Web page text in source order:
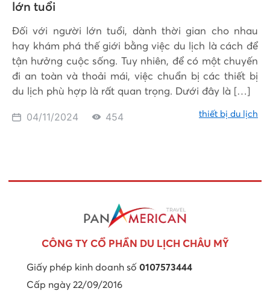
lớn tuổi
Đối với người lớn tuổi, dành thời gian cho nhau
hay khám phá thế giới bằng việc du lịch là cách để
tận hưởng cuộc sống. Tuy nhiên, để có một chuyến
đi an toàn và thoải mái, việc chuẩn bị các thiết bị
du lịch phù hợp là rất quan trọng. Dưới đây là […]
04/11/2024 454 thiết bị du lịch
CÔNG TY CỔ PHẦN DU LỊCH CHÂU MỸ
Giấy phép kinh doanh số 0107573444
Cấp ngày 22/09/2016